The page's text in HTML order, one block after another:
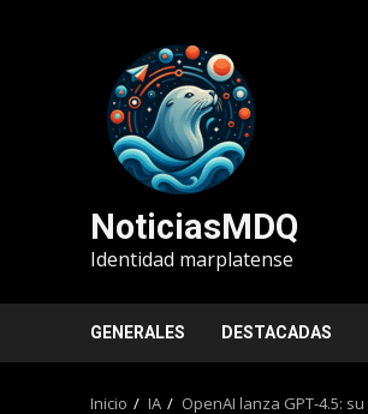
NoticiasMDQ
Identidad marplatense
GENERALES DESTACADAS
Inicio IA OpenAI lanza GPT-4.5: